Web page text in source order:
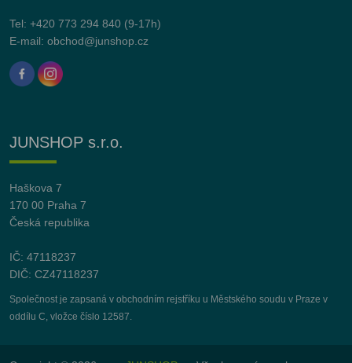
Tel: +420 773 294 840 (9-17h)
E-mail: obchod@junshop.cz
JUNSHOP s.r.o.
Haškova 7
170 00 Praha 7
Česká republika
IČ: 47118237
DIČ: CZ47118237
Společnost je zapsaná v obchodním rejstříku u Městského soudu v Praze v
oddílu C, vložce číslo 12587.